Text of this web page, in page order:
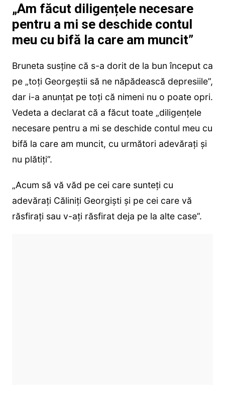
„Am făcut diligențele necesare
pentru a mi se deschide contul
meu cu bifă la care am muncit”
Bruneta susține că s-a dorit de la bun început ca
pe „toți Georgeștii să ne năpădească depresiile”,
dar i-a anunțat pe toți că nimeni nu o poate opri.
Vedeta a declarat că a făcut toate „diligențele
necesare pentru a mi se deschide contul meu cu
bifă la care am muncit, cu următori adevărați și
nu plătiți”.
„Acum să vă văd pe cei care sunteți cu
adevărați Căliniți Georgiști și pe cei care vă
răsfirați sau v-ați răsfirat deja pe la alte case”.